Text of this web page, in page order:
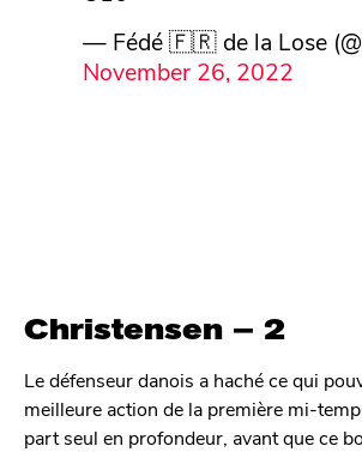
— Fédé 🇫🇷 de la Lose
November 26, 2022
Christensen – 2
Le défenseur danois a haché ce qui
meilleure action de la première mi-
part seul en profondeur, avant que ce